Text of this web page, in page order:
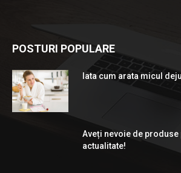
POSTURI POPULARE
Iata cum arata micul
Aveți nevoie de
actualitate!